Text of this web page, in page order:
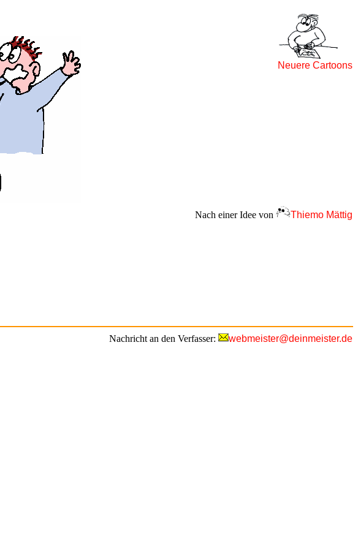
Neuere Cartoons
Nach einer Idee von Thiemo Mättig
Nachricht an den Verfasser: webmeister@deinmeister.de